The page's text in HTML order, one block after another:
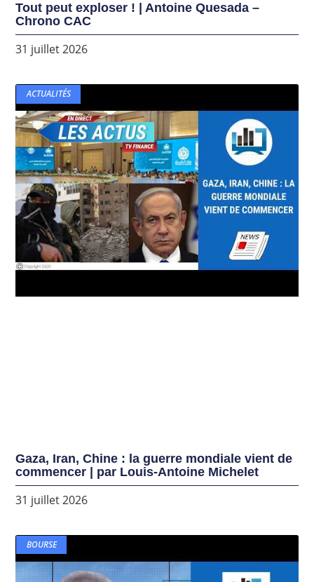
Tout peut exploser ! | Antoine Quesada –
Chrono CAC
31 juillet 2026
ACTUALITÉS
Gaza, Iran, Chine : la guerre mondiale vient de
commencer | par Louis-Antoine Michelet
31 juillet 2026
BOURSE